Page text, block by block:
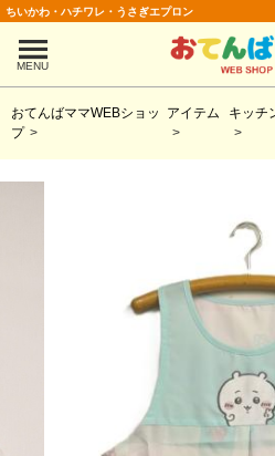
ちいかわ・ハチワレ・うさぎエプロン
MENU
おてんばママWEBショッ
プ
アイテム キッチ